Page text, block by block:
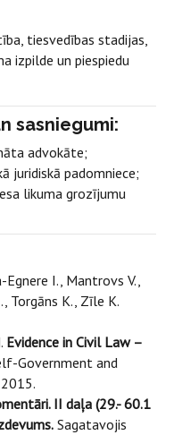
tiesvedības stadijas,
izpilde un piespiedu
sasniegumi:
advokāte;
juridiskā padomniece;
likuma grozījumu
Egnere I., Mantrovs V.,
Torgāns K., Zīle K.
Evidence in Civil Law –
Government and
II daļa (29.- 60.1
Sagatavojis